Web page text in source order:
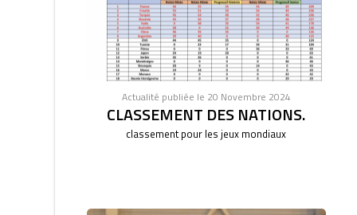
Actualité publiée le 20 Novembre 2024
CLASSEMENT DES NATIONS.
classement pour les jeux mondiaux